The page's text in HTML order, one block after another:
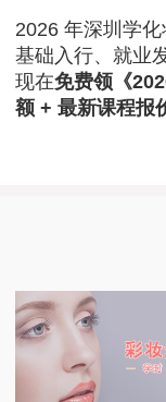
2026 年深圳学
基础入行、就业
现在免费领《
额 + 最新课程报